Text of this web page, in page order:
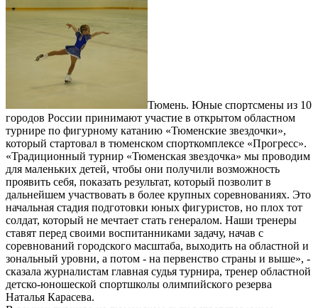
Тюмень. Юные спортсмены из 10
городов России принимают участие в открытом областном
турнире по фигурному катанию «Тюменские звездочки»,
который стартовал в тюменском спорткомплексе «Прогресс».
«Традиционный турнир «Тюменская звездочка» мы проводим
для маленьких детей, чтобы они получили возможность
проявить себя, показать результат, который позволит в
дальнейшем участвовать в более крупных соревнованиях. Это
начальная стадия подготовки юных фигуристов, но плох тот
солдат, который не мечтает стать генералом. Наши тренеры
ставят перед своими воспитанниками задачу, начав с
соревнований городского масштаба, выходить на областной и
зональный уровни, а потом - на первенство страны и выше», -
сказала журналистам главная судья турнира, тренер областной
детско-юношеской спортшколы олимпийского резерва
Наталья Карасева.